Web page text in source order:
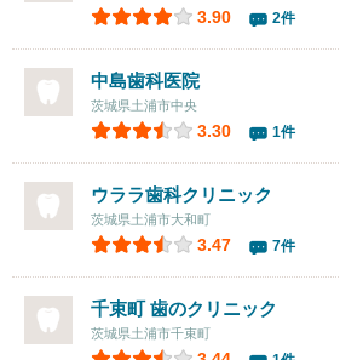
3.90 2件
中島歯科医院
茨城県土浦市中央
3.30 1件
ウララ歯科クリニック
茨城県土浦市大和町
3.47 7件
千束町 歯のクリニック
茨城県土浦市千束町